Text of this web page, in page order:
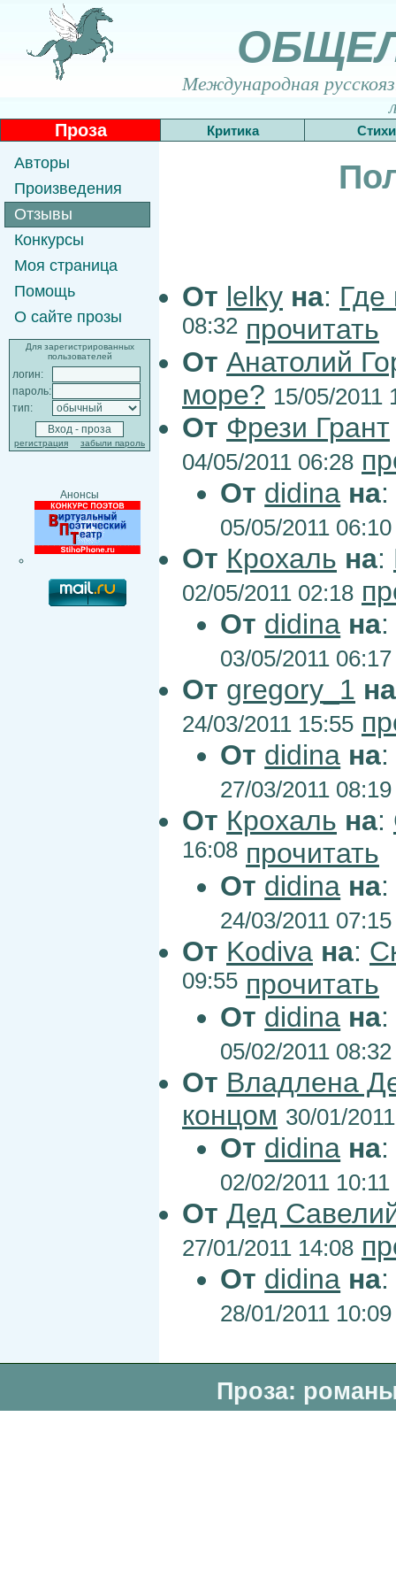
Международная
Проза Критика Стихи
Авторы
Произведения
Отзывы
Конкурсы
Моя страница
Помощь
О сайте прозы
Для зарегистрированных
пользователей
логин:
пароль:
тип:
регистрация забыли пароль
Анонсы
От lelky на: Где
08:32 прочитать
От Анатолий
море? 15/05/2011
От Фрези Грант
04/05/2011 06:28
От didina на
05/05/2011 06:10
От Крохаль на:
02/05/2011 02:18
От didina на
03/05/2011 06:17
От gregory_1 на
24/03/2011 15:55
От didina на
27/03/2011 08:19
От Крохаль на:
16:08 прочитать
От didina на
24/03/2011 07:15
От Kodiva на:
09:55 прочитать
От didina на
05/02/2011 08:32
От Владлена
концом 30/01/
От didina на
02/02/2011 10:11
От Дед
27/01/2011 14:08
От didina на
28/01/2011 10:09
Проза: